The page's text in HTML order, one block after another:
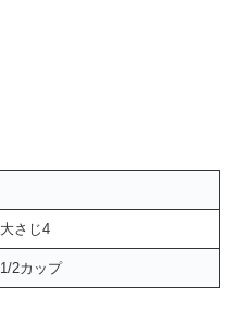
大さじ4
1/2カップ